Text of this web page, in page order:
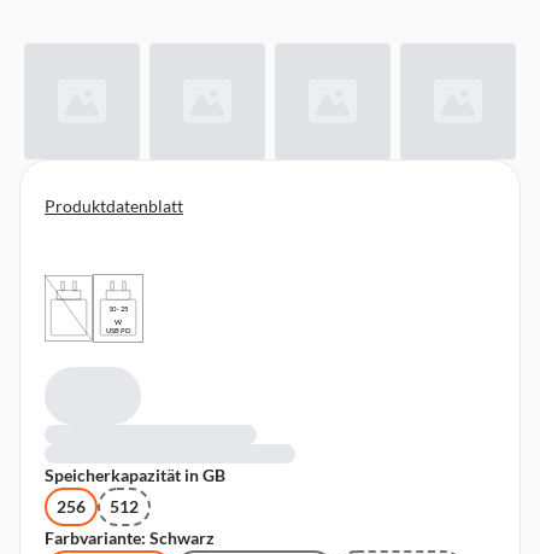
Produktdatenblatt
10 - 25
W
USB PD
Speicherkapazität in GB
256
512
Farbvariante: Schwarz